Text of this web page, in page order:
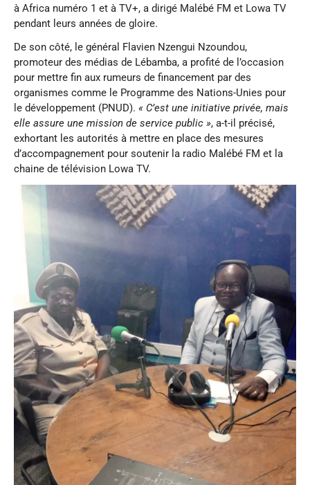
à Africa numéro 1 et à TV+, a dirigé Malébé FM et Lowa TV
pendant leurs années de gloire.
De son côté, le général Flavien Nzengui Nzoundou,
promoteur des médias de Lébamba, a profité de l’occasion
pour mettre fin aux rumeurs de financement par des
organismes comme le Programme des Nations-Unies pour
le développement (PNUD). « C’est une initiative privée, mais
elle assure une mission de service public », a-t-il précisé,
exhortant les autorités à mettre en place des mesures
d’accompagnement pour soutenir la radio Malébé FM et la
chaine de télévision Lowa TV.